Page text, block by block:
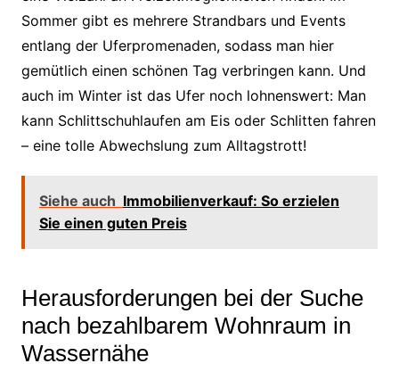
Sommer gibt es mehrere Strandbars und Events
entlang der Uferpromenaden, sodass man hier
gemütlich einen schönen Tag verbringen kann. Und
auch im Winter ist das Ufer noch lohnenswert: Man
kann Schlittschuhlaufen am Eis oder Schlitten fahren
– eine tolle Abwechslung zum Alltagstrott!
Siehe auch Immobilienverkauf: So erzielen
Sie einen guten Preis
Herausforderungen bei der Suche
nach bezahlbarem Wohnraum in
Wassernähe